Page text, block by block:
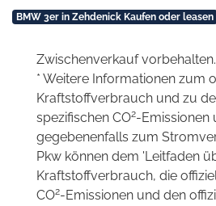
BMW 3er in Zehdenick Kaufen oder leasen
Zwischenverkauf vorbehalten.
* Weitere Informationen zum
Kraftstoffverbrauch und zu
spezifischen CO2-Emissionen
gegebenenfalls zum
Pkw können dem 'Leitfaden
Kraftstoffverbrauch, die
CO2-Emissionen und den